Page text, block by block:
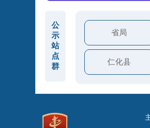
公
示
站
点
群
省局
仁化县